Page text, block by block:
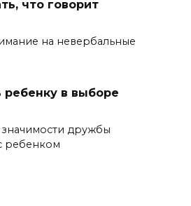
что говорит
на невербальные
ребенку в выборе
дружбы
ребенком